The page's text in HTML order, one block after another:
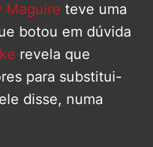
Maguire teve uma
botou em dúvida
revela que
para substitui-
disse, numa